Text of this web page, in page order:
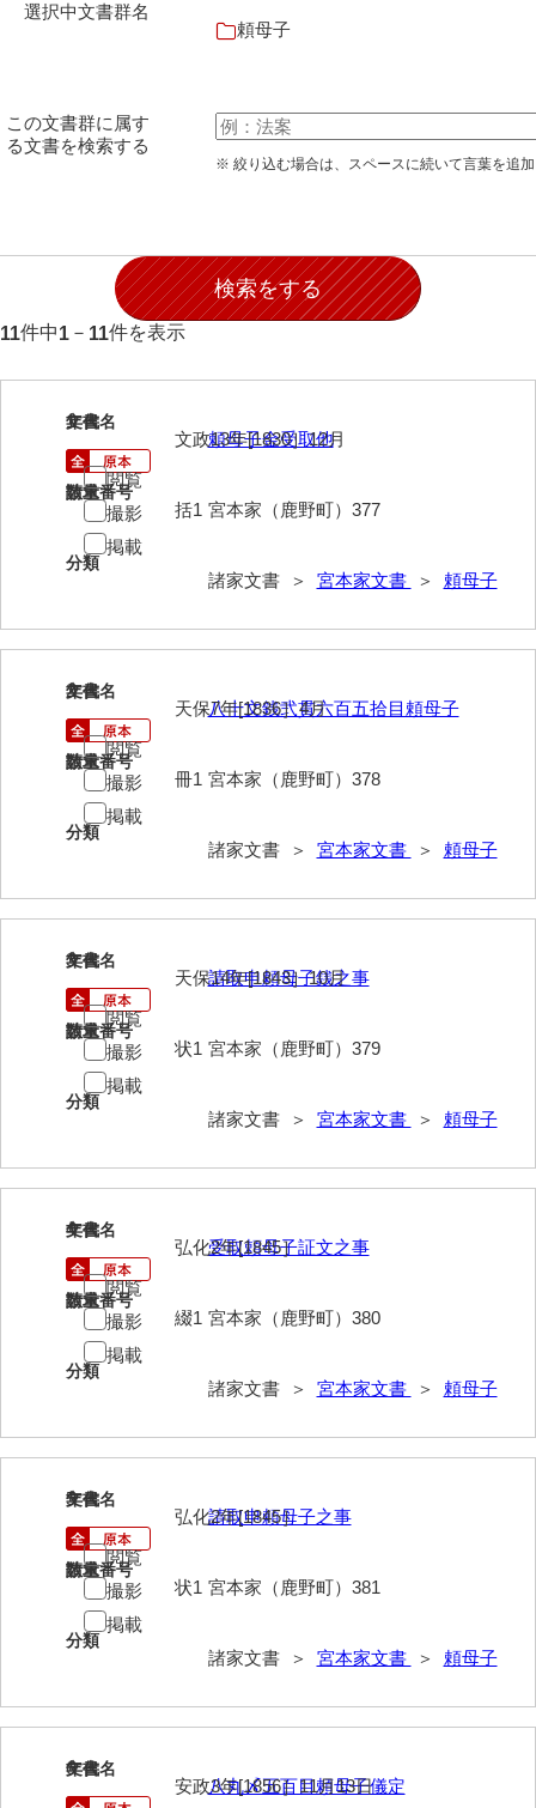
池田邦夫所蔵文書
石川家文書
石川卓美文庫
石田家文書（山口市）
和泉家文書
市原家文書
厳島神社祭礼堅田中組水上会講文書
厳島神社念仏踊堅田下組流田会講文書
出羽家文書
一宝家文書
伊藤家文書（山口市）
伊藤家文書（宇部市）
井上一親文書
井上家文書（宇部市）
井上家文書（大和町）
井上家文書（徳山市）
井上勉家文書（大和町）
井下家文書（埼玉県）
井原家文書
今井家文書
入江九一文書
岩崎家文書（秋芳町）
岩崎家文書（鹿野町）
岩見博幸収集史料
上田家文書（防府市）
上野竹逸文書
上松氏収集文書
氏本家文書
宇多田家文書
選択中文書群名
頼母子
この文書群に属す
る文書を検索する
※ 絞り込む場合は、スペースに続いて言葉を追
11件中1 － 11件を表示
1
文書名
頼母子金受取他
請求番号
宮本家（鹿野町）377
分類
諸家文書 ＞ 宮本家文書 ＞ 頼母子
年代
文政13年[1830］12月
数量
括1
閲覧
撮影
掲載
2
文書名
八十文銭弐貫六百五拾目頼母子
請求番号
宮本家（鹿野町）378
分類
諸家文書 ＞ 宮本家文書 ＞ 頼母子
年代
天保7年[1836］4月
数量
冊1
閲覧
撮影
掲載
3
文書名
請取申頼母子銭之事
請求番号
宮本家（鹿野町）379
分類
諸家文書 ＞ 宮本家文書 ＞ 頼母子
年代
天保14年[1843］10月
数量
状1
閲覧
撮影
掲載
4
文書名
受取頼母子証文之事
請求番号
宮本家（鹿野町）380
分類
諸家文書 ＞ 宮本家文書 ＞ 頼母子
年代
弘化2年[1845］
数量
綴1
閲覧
撮影
掲載
5
文書名
請取申頼母子之事
請求番号
宮本家（鹿野町）381
分類
諸家文書 ＞ 宮本家文書 ＞ 頼母子
年代
弘化2年[1845］
数量
状1
閲覧
撮影
掲載
6
文書名
八丸〆五百目頼母子儀定
年代
安政3年[1856］11月13日